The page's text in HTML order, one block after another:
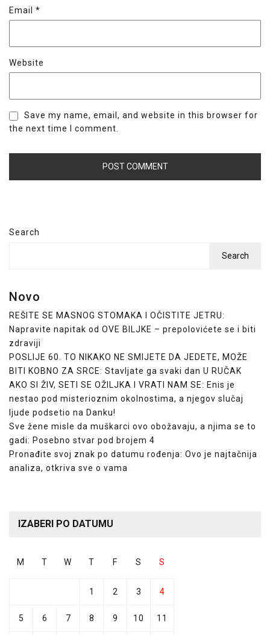
Email *
Website
Save my name, email, and website in this browser for
the next time I comment.
Search
Search
Novo
REŠITE SE MASNOG STOMAKA I OČISTITE JETRU:
Napravite napitak od OVE BILJKE – prepolovićete se i biti
zdraviji
POSLIJE 60. TO NIKAKO NE SMIJETE DA JEDETE, MOŽE
BITI KOBNO ZA SRCE: Stavljate ga svaki dan U RUČAK
AKO SI ŽIV, SETI SE OŽILJKA I VRATI NAM SE: Enis je
nestao pod misterioznim okolnostima, a njegov slučaj
ljude podsetio na Danku!
Sve žene misle da muškarci ovo obožavaju, a njima se to
gadi: Posebno stvar pod brojem 4
Pronađite svoj znak po datumu rođenja: Ovo je najtačnija
analiza, otkriva sve o vama
IZABERI PO DATUMU
M T W T F S S
1 2 3 4
5 6 7 8 9 10 11